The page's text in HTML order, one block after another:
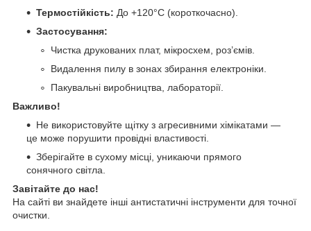
Термостійкість: До +120°C (короткочасно).
Застосування:
Чистка друкованих плат, мікросхем, роз’ємів.
Видалення пилу в зонах збирання електроніки.
Пакувальні виробництва, лабораторії.
Важливо!
Не використовуйте щітку з агресивними хімікатами —
це може порушити провідні властивості.
Зберігайте в сухому місці, уникаючи прямого
сонячного світла.
Завітайте до нас!
На сайті ви знайдете інші антистатичні інструменти для точної
очистки.